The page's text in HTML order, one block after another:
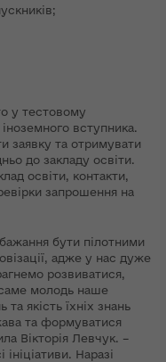
у тестовому
вступника.
заявку та отримувати
до закладу освіти.
освіти, контакти,
запрошення на
бути пілотними
адже у нас дуже
розвиватися,
молодь наше
та якість їхніх знань
та формуватися
Вікторія Левчук. –
Наразі